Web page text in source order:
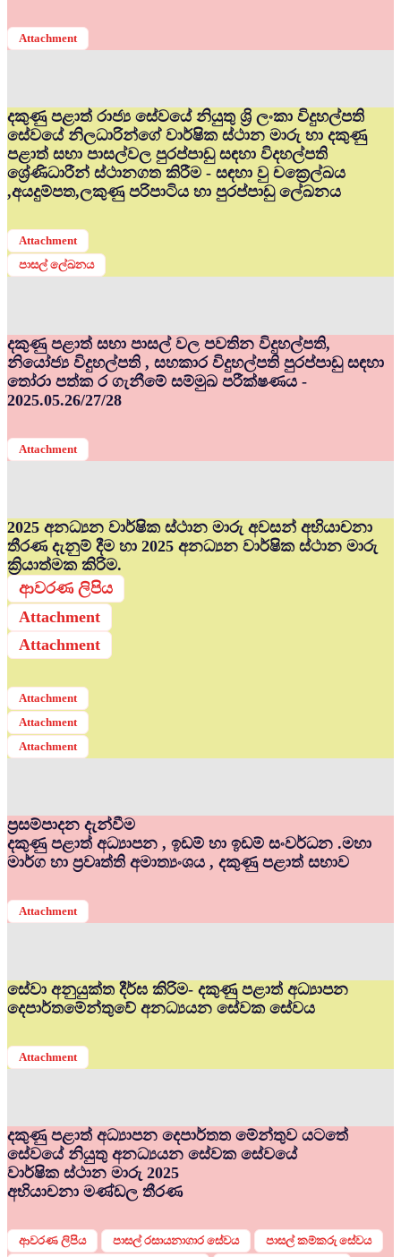
Attachment
දකුණු පළාත් රාජ්‍ය සේවයේ නියුතු ශ්‍රි ලංකා විදුහල්පති
සේවයේ නිලධාරින්ගේ වාර්ෂික ස්ථාන මාරු හා දකුණු
පළාත් සභා පාසල්වල පුරප්පාඩු සඳහා විදහල්පති
ශ්‍රේණිධාරීන් ස්ථානගත කිරීම - සඳහා වු චක්‍රෙල්ඛය
,අයදුම්පත,ලකුණු පරිපාටිය හා පුරප්පාඩු ලේඛනය
Attachment
පාසල් ලේඛනය
දකුණු පළාත් සභා පාසල් වල පවතින විදුහල්පති,
නියෝජ්‍ය විදුහල්පති , සහකාර විදුහල්පති පුරප්පාඩු සඳහා
තෝරා පත්ක ර ගැනීමේ සම්මුඛ පරීක්ෂණය -
2025.05.26/27/28
Attachment
2025 අනධ්‍යන වාර්ෂික ස්ථාන මාරු අවසන් අභියාචනා
තීරණ දැනුම් දීම හා 2025 අනධ්‍යන වාර්ෂික ස්ථාන මාරු
ක්‍රියාත්මක කිරිම.
ආවරණ ලිපිය
Attachment
Attachment
Attachment
Attachment
Attachment
ප්‍රසම්පාදන දැන්වීම
දකුණු පළාත් අධ්‍යාපන , ඉඩම් හා ඉඩම් සංවර්ධන .මහා
මාර්ග හා ප්‍රවෘත්ති අමාත්‍යංශය , දකුණු පළාත් සභාව
Attachment
සේවා අනුයුක්ත දීර්ඝ කිරිම- දකුණු පළාත් අධ්‍යාපන
දෙපාර්තමේන්තුවේ අනධ්‍යයන සේවක සේවය
Attachment
දකුණු පළාත් අධ්‍යාපන දෙපාර්තත මේන්තුව යටතේ
සේවයේ නියුතු අනධ්‍යයන සේවක සේවයේ
වාර්ෂික ස්ථාන මාරු 2025
අභියාචනා මණ්ඩල තීරණ
ආවරණ ලිපිය පාසල් රසායනාගාර සේවය
පාසල් කම්කරු සේවය